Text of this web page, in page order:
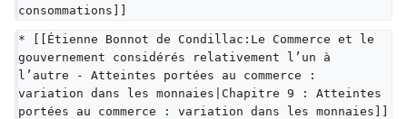
consommations]]
* [[Étienne Bonnot de Condillac:Le Commerce et le
gouvernement considérés relativement l’un à
l’autre - Atteintes portées au commerce :
variation dans les monnaies|Chapitre 9 : Atteintes
portées au commerce : variation dans les monnaies]]